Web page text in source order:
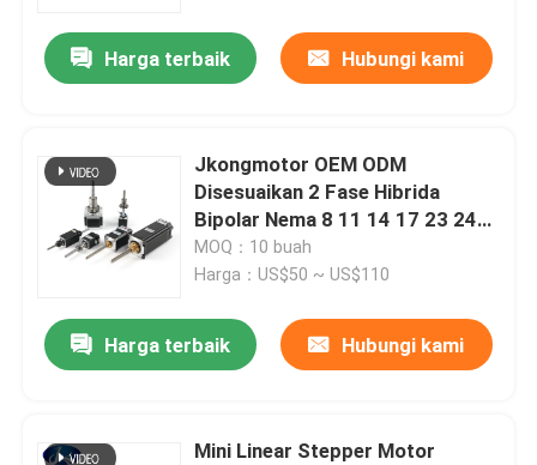
Harga terbaik Hubungi kami
Jkongmotor OEM ODM
Disesuaikan 2 Fase Hibrida
Bipolar Nema 8 11 14 17 23 24
34 Motor Stepper Linear dengan
Lead Screw
MOQ：10 buah
Harga：US$50 ~ US$110
Harga terbaik Hubungi kami
Mini Linear Stepper Motor